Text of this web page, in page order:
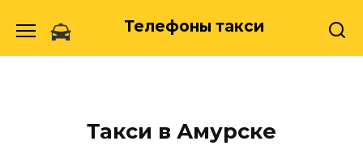
Телефоны такси
Такси в Амурске